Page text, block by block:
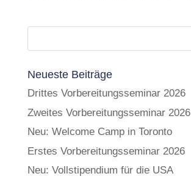
Neueste Beiträge
Drittes Vorbereitungsseminar 2026
Zweites Vorbereitungsseminar 2026
Neu: Welcome Camp in Toronto
Erstes Vorbereitungsseminar 2026
Neu: Vollstipendium für die USA